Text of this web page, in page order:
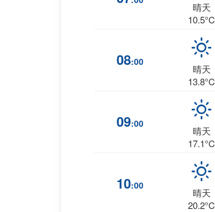
晴天
10.5°C
08:00
晴天
13.8°C
09:00
晴天
17.1°C
10:00
晴天
20.2°C